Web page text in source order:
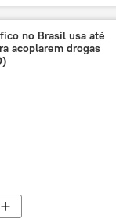
agricultura
Europeia
Mundioka
Narendra Modi
Índia
G7
no Brasil usa até
acoplarem drogas